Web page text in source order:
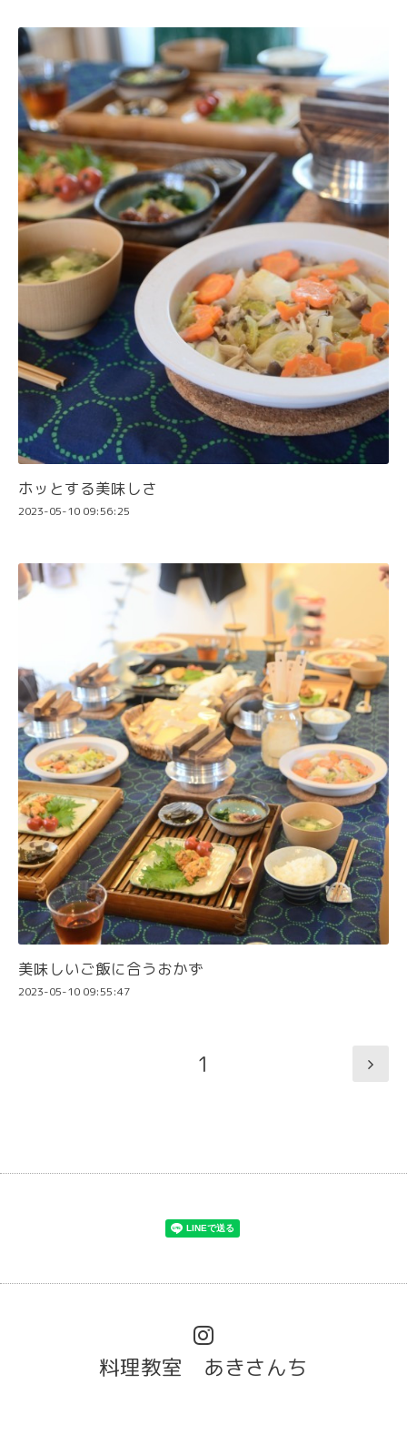
ホッとする美味しさ
2023-05-10 09:56:25
美味しいご飯に合うおかず
2023-05-10 09:55:47
1
料理教室 あきさんち